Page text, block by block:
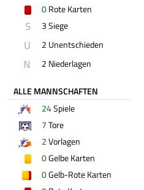
0Rote Karten
S 3 Siege
U 2 Unentschieden
N 2 Niederlagen
ALLE MANNSCHAFTEN
24Spiele
7Tore
2Vorlagen
0Gelbe Karten
0Gelb-Rote Karten